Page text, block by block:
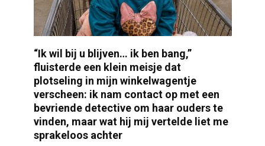
“Ik wil bij u blijven… ik ben bang,”
fluisterde een klein meisje dat
plotseling in mijn winkelwagentje
verscheen: ik nam contact op met een
bevriende detective om haar ouders te
vinden, maar wat hij mij vertelde liet me
sprakeloos achter